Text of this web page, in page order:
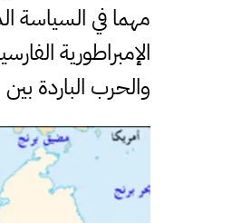
مهما في السياسة
الإمبراطورية
والحرب الباردة